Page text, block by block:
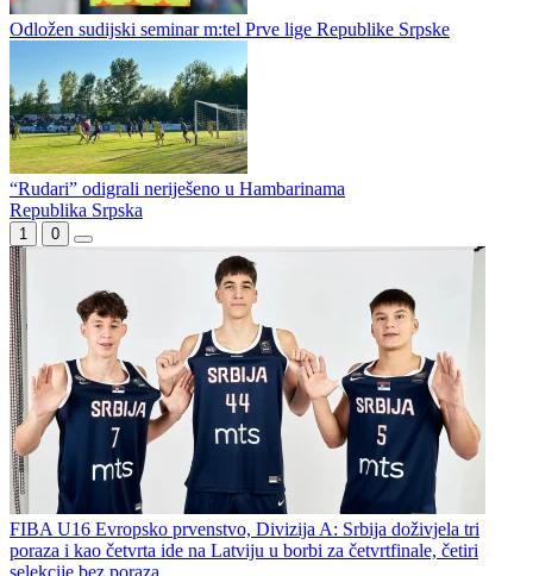
Čeka se zvanična potvrda sudijskih listi: Devetoricu sudija nećemo
gledati na Prvoj ligi Republike Srpske?
Poraz „rudara“ od Opatije
Odložen sudijski seminar m:tel Prve lige Republike Srpske
“Rudari” odigrali neriješeno u Hambarinama
Republika Srpska
1 0